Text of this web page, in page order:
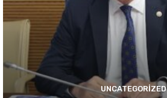
UNCATEGORIZED